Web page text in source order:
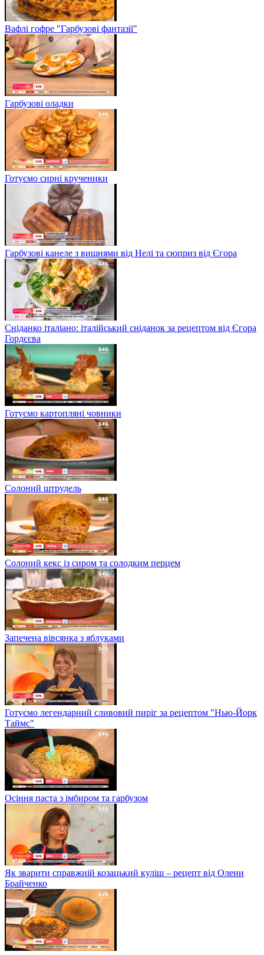
Вафлі гофре "Гарбузові фантазії"
Гарбузові оладки
Готуємо сирні крученики
Гарбузові канеле з вишнями від Нелі та сюприз від Єгора
Сніданко італіано: італійський сніданок за рецептом від Єгора
Гордєєва
Готуємо картопляні човники
Солоний штрудель
Солоний кекс із сиром та солодким перцем
Запечена вівсянка з яблуками
Готуємо легендарний сливовий пиріг за рецептом "Нью-Йорк
Таймс"
Осіння паста з імбиром та гарбузом
Як зварити справжній козацький куліш – рецепт від Олени
Брайченко